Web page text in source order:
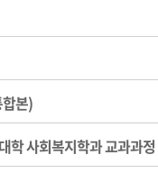
본)
학 사회복지학과 교과과정